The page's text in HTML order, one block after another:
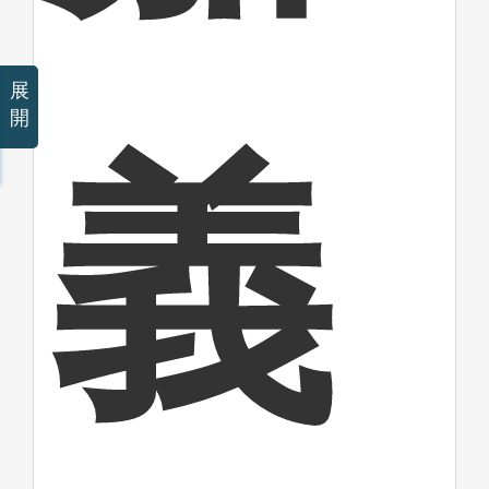
義
展
開